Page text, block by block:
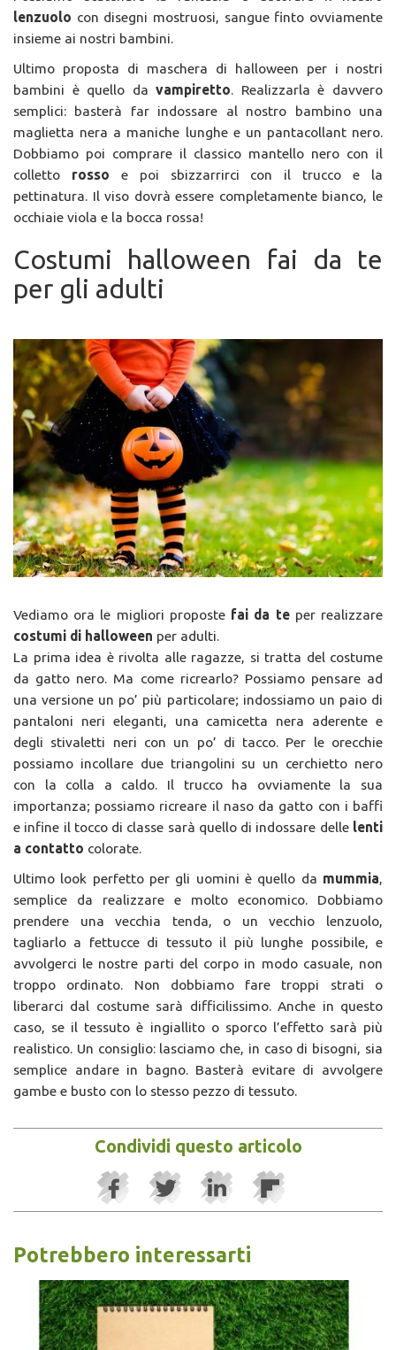
lenzuolo con disegni mostruosi, sangue finto ovviamente
insieme ai nostri bambini.
Ultimo proposta di maschera di halloween per i nostri
bambini è quello davampiretto. Realizzarla è davvero
semplici: basterà far indossare al nostro bambino una
maglietta nera a maniche lunghe e un pantacollant nero.
Dobbiamo poi comprare il classico mantello nero con il
colletto rosso e poi sbizzarrirci con il trucco e la
pettinatura. Il viso dovrà essere completamente bianco, le
occhiaie viola e la bocca rossa!
Costumi halloween fai da te
per gli adulti
Vediamo ora le migliori proposte fai da teper realizzare
costumi di halloween per adulti.
La prima idea è rivolta alle ragazze, si tratta del costume
da gatto nero. Ma come ricrearlo? Possiamo pensare ad
una versione un po’ più particolare; indossiamo un paio di
pantaloni neri eleganti, una camicetta nera aderente e
degli stivaletti neri con un po’ di tacco. Per le orecchie
possiamo incollare due triangolini su un cerchietto nero
con la colla a caldo. Il trucco ha ovviamente la sua
importanza; possiamo ricreare il naso da gatto con i baffi
e infine il tocco di classe sarà quello di indossare dellelenti
a contatto colorate.
Ultimo look perfetto per gli uomini è quello da mummia,
semplice da realizzare e molto economico. Dobbiamo
prendere una vecchia tenda, o un vecchio lenzuolo,
tagliarlo a fettucce di tessuto il più lunghe possibile, e
avvolgerci le nostre parti del corpo in modo casuale, non
troppo ordinato. Non dobbiamo fare troppi strati o
liberarci dal costume sarà difficilissimo. Anche in questo
caso, se il tessuto è ingiallito o sporco l’effetto sarà più
realistico. Un consiglio: lasciamo che, in caso di bisogni, sia
semplice andare in bagno. Basterà evitare di avvolgere
gambe e busto con lo stesso pezzo di tessuto.
Condividi questo articolo
Potrebbero interessarti